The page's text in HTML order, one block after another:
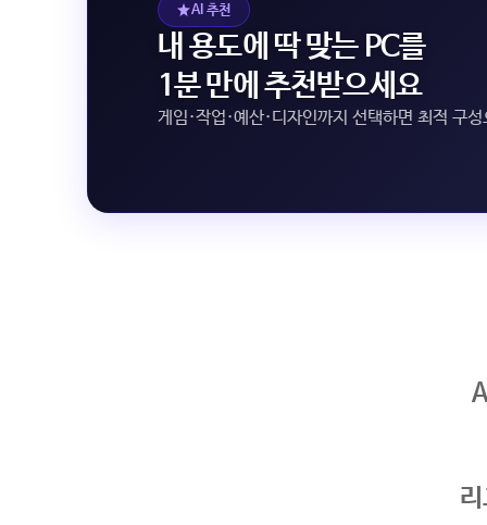
AI 추천
내 용도에 딱 맞는 PC를
1분 만에 추천받으세요
게임·작업·예산·디자인까지 선택하면 최적 구